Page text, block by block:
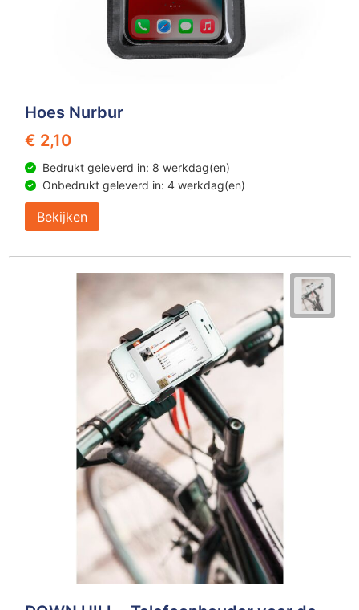
Hoes Nurbur
€ 2,10
Bedrukt geleverd in: 8 werkdag(en)
Onbedrukt geleverd in: 4 werkdag(en)
Bekijken